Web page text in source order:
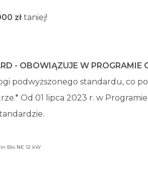
zł taniej!
- OBOWIĄZUJE W PROGRAMIE
podwyższonego standardu, co
Od 01 lipca 2023 r. w
Bio NE 12 kW